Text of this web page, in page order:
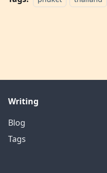
Writing
Blog
Tags